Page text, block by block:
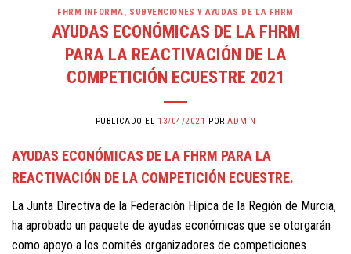
FHRM INFORMA, SUBVENCIONES Y AYUDAS DE LA FHRM
AYUDAS ECONÓMICAS DE LA FHRM
PARA LA REACTIVACIÓN DE LA
COMPETICIÓN ECUESTRE 2021
PUBLICADO EL 13/04/2021 PORADMIN
AYUDAS ECONÓMICAS DE LA FHRM PARA LA
REACTIVACIÓN DE LA COMPETICIÓN ECUESTRE.
La Junta Directiva de la Federación Hípica de la Región de Murcia,
ha aprobado un paquete de ayudas económicas que se otorgarán
como apoyo a los comités organizadores de competiciones